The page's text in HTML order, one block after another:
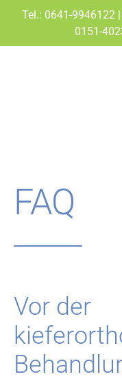
springen
Tel.: 0641-9946122
0151-
FAQ
Vor der